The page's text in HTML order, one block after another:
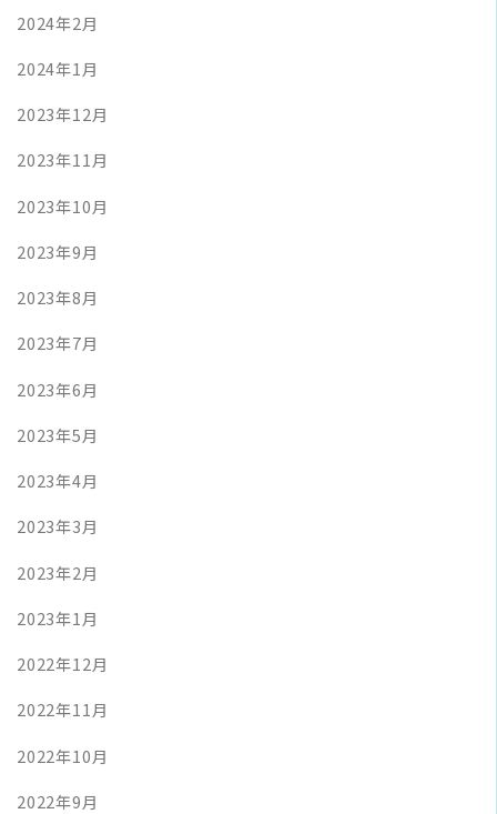
2024年2月
2024年1月
2023年12月
2023年11月
2023年10月
2023年9月
2023年8月
2023年7月
2023年6月
2023年5月
2023年4月
2023年3月
2023年2月
2023年1月
2022年12月
2022年11月
2022年10月
2022年9月